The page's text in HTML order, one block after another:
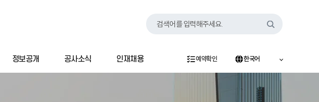
검색어를 입력해주세요.
정보공개 공사소식 인재채용 예약확인 한국어